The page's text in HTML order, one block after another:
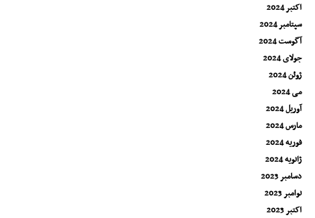
اکتبر 2024
سپتامبر 2024
آگوست 2024
جولای 2024
ژوئن 2024
می 2024
آوریل 2024
مارس 2024
فوریه 2024
ژانویه 2024
دسامبر 2023
نوامبر 2023
اکتبر 2023